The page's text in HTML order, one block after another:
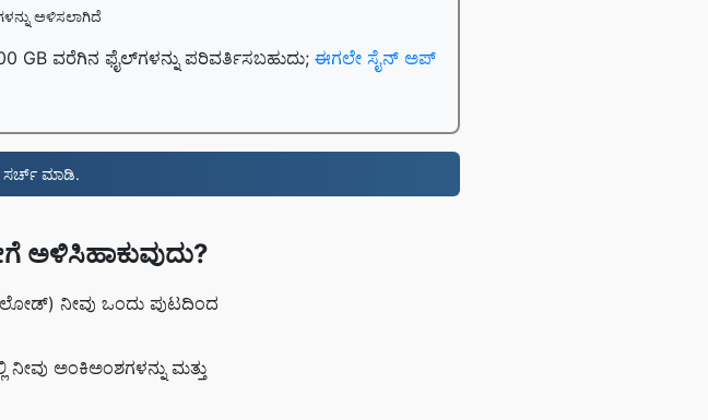
ಅಳಿಸಲಾಗಿದೆ
GB ವರೆಗಿನ ಫೈಲ್‌ಗಳನ್ನು ಪರಿವರ್ತಿಸಬಹುದು; ಈಗಲೇ ಸೈನ್ ಅಪ್
ಮಾಡಿ.
ಅಳಿಸಿಹಾಕುವುದು?
(ಲೋಡ್) ನೀವು ಒಂದು ಪುಟದಿಂದ
ಅಂಕಿಅಂಶಗಳನ್ನು ಮತ್ತು